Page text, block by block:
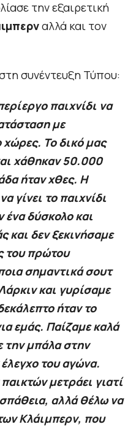
την εξαιρετική
αλλά και τον
συνέντευξη Τύπου:
παιχνίδι να
με
χώρες. Το δικό μας
χάθηκαν 50.000
ήταν χθες. Η
γίνει το παιχνίδι
δύσκολο και
και δεν ξεκινήσαμε
του πρώτου
σημαντικά σουτ
και γυρίσαμε
ήταν το
εμάς. Παίζαμε καλά
την μπάλα στην
του αγώνα.
μετράει γιατί
αλλά θέλω να
Κλάιμπερν, που